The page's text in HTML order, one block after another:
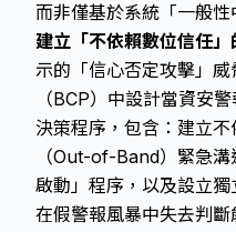
而非僅基於系統「一般性
建立「不依賴數位信任」
示的「信心否定攻擊」
（BCP）中設計當資安
決策程序，包含：建立
（Out-of-Band）緊急
啟動」程序，以及設立
在假警報風暴中失去判斷